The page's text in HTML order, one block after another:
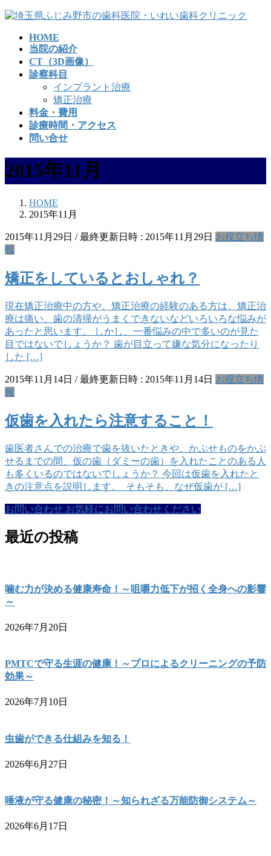
コ
ナ
HOME
当院の紹介
CT（3D画像）
診察科目
インプラント治療
矯正治療
料金・費用
診療時間・アクセス
問い合せ
2015年11月
HOME
2015年11月
2015年11月29日 / 最終更新日時 : 2015年11月29日 お役立ち情
報
矯正をしているとおしゃれ？
現在矯正治療中の方や、矯正治療の経験のある方は、矯正治
療は痛い、歯の清掃がうまくできないなどいろいろな悩みが
あったと思います。 しかし、一番悩みの中で多いのが見た
目ではないでしょうか？ 歯が目立って嫌な気分になったり
した […]
2015年11月14日 / 最終更新日時 : 2015年11月14日 お役立ち情
報
仮歯を入れたら注意すること！
歯医者さんでの治療で歯を抜いたときや、かぶせものをかぶ
せるまでの間、仮の歯（ダミーの歯）を入れたことのある人
も多くいるのではないでしょうか？ 今回は仮歯を入れたと
きの注意点を説明します。 そもそも、なぜ仮歯が […]
お問い合わせ お気軽にお問い合わせください
最近の投稿
噛む力が決める健康寿命！～咀嚼力低下が招く全身への影響
～
2026年7月20日
PMTCで守る生涯の健康！～プロによるクリーニングの予防
効果～
2026年7月10日
虫歯ができる仕組みを知る！
2026年6月27日
唾液が守る健康の秘密！～知られざる万能防御システム～
2026年6月17日